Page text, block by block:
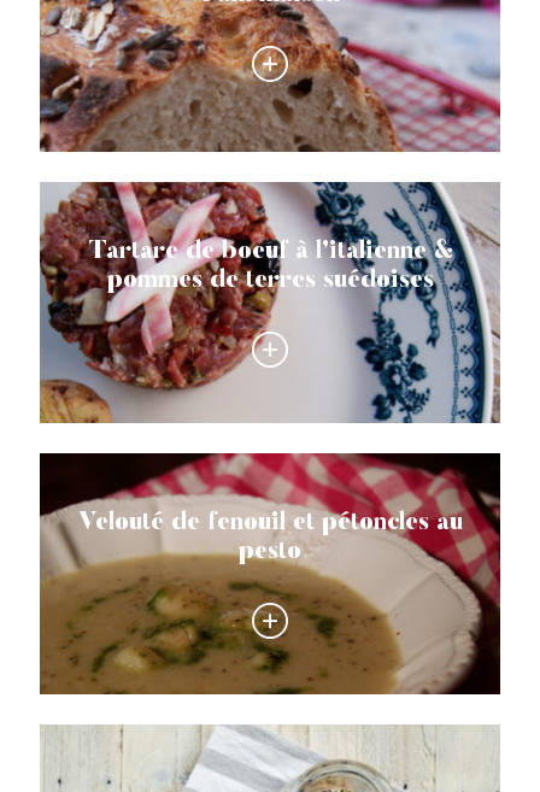
Tartare de boeuf à l’italienne &
pommes de terres suédoises
Velouté de fenouil et pétoncles au
pesto